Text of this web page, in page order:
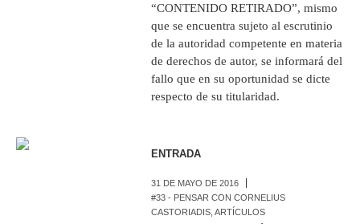
“CONTENIDO RETIRADO”, mismo
que se encuentra sujeto al escrutinio
de la autoridad competente en materia
de derechos de autor, se informará del
fallo que en su oportunidad se dicte
respecto de su titularidad.
ENTRADA
31 DE MAYO DE 2016
#33 - PENSAR CON CORNELIUS
CASTORIADIS ,ARTÍCULOS